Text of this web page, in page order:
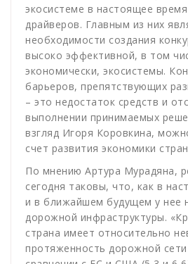
экосистеме в настоящее
драйверов. Главным из них
необходимости создания
высоко эффективной, в том
экономически, экосистемы.
барьеров, препятствующих
– это недостаток средств и
выполнении принимаемых
взгляд Игоря Коровкина,
счет развития экономики
По мнению Артура Мурадяна,
сегодня таковы, что, как в
и в ближайшем будущем у нее
дорожной инфраструктуры.
страна имеет относительно
протяженность дорожной